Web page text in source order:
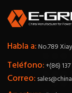
Habla a:No.789
Teléfono:+(86)
Correo: